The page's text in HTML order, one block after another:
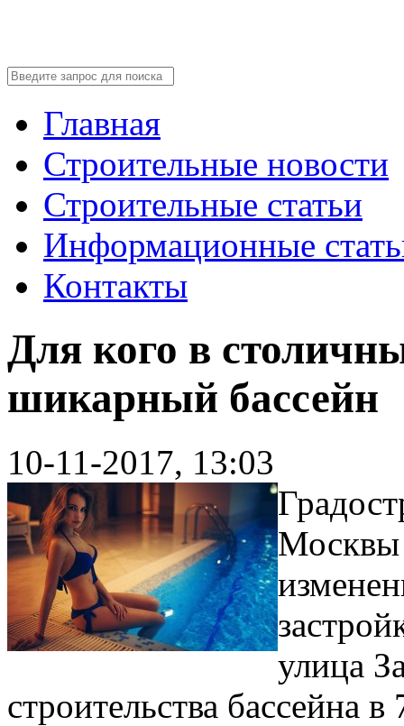
Главная
Строительные новости
Строительные статьи
Информационные
Контакты
Для кого в
шикарный бассейн
10-11-2017, 13:03
Москвы
улица
строительства бассейна